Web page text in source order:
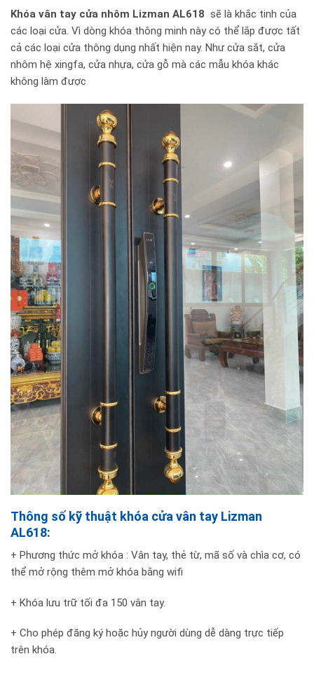
Khóa vân tay cửa nhôm Lizman AL618 sẽ là khắc tinh của
các loại cửa. Vì dòng khóa thông minh này có thể lắp được tất
cả các loại cửa thông dụng nhất hiện nay. Như cửa sắt, cửa
nhôm hệ xingfa, cửa nhựa, cửa gỗ mà các mẫu khóa khác
không làm được
Thông số kỹ thuật khóa cửa vân tay Lizman
AL618:
+ Phương thức mở khóa : Vân tay, thẻ từ, mã số và chìa cơ, có
thể mở rộng thêm mở khóa bằng wifi
+ Khóa lưu trữ tối đa 150 vân tay.
+ Cho phép đăng ký hoặc hủy người dùng dễ dàng trực tiếp
trên khóa.